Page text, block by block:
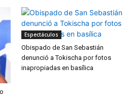
Espectáculos
Obispado de San Sebastián
denunció a Tokischa por fotos
inapropiadas en basílica